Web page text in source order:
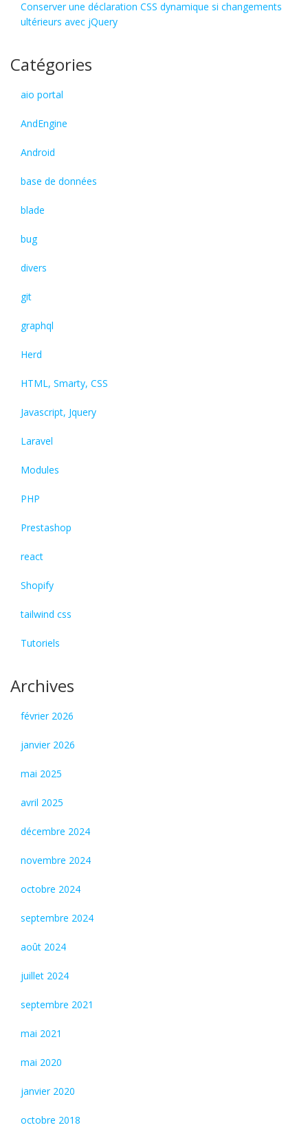
Conserver une déclaration CSS dynamique si changements
ultérieurs avec jQuery
Catégories
aio portal
AndEngine
Android
base de données
blade
bug
divers
git
graphql
Herd
HTML, Smarty, CSS
Javascript, Jquery
Laravel
Modules
PHP
Prestashop
react
Shopify
tailwind css
Tutoriels
Archives
février 2026
janvier 2026
mai 2025
avril 2025
décembre 2024
novembre 2024
octobre 2024
septembre 2024
août 2024
juillet 2024
septembre 2021
mai 2021
mai 2020
janvier 2020
octobre 2018